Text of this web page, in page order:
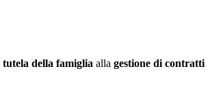
tutela della famiglia alla gestione di contratti